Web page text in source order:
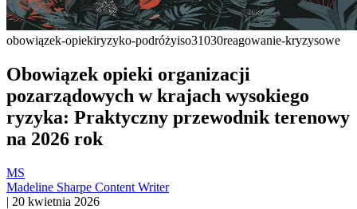
obowiązek-opiekiryzyko-podróżyiso31030reagowanie-kryzysowe
Obowiązek opieki organizacji
pozarządowych w krajach wysokiego
ryzyka: Praktyczny przewodnik terenowy
na 2026 rok
MS
Madeline Sharpe Content Writer
| 20 kwietnia 2026